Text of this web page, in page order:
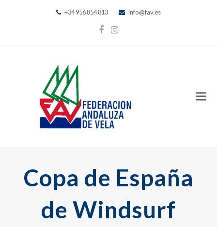
+34 956 854 813 info@fav.es
Facebook
Instagram
Copa de España
de Windsurf